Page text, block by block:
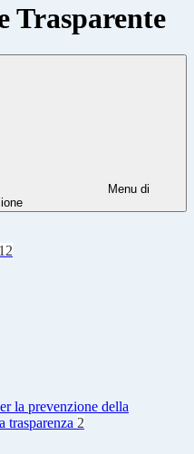
Trasparente
Menu di
la prevenzione della
trasparenza 2